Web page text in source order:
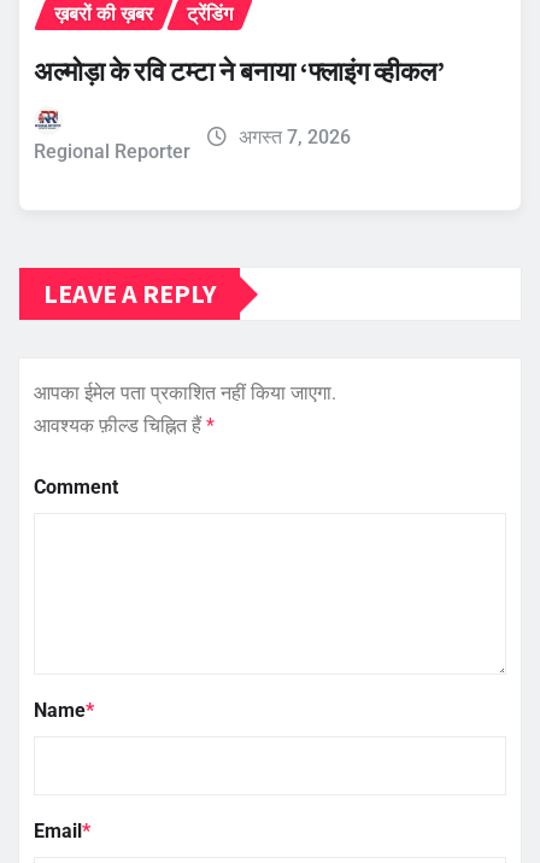
ख़बरों की ख़बर ट्रेंडिंग
अल्मोड़ा के रवि टम्टा ने बनाया ‘फ्लाइंग व्हीकल’
Regional Reporter
अगस्त 7, 2026
LEAVE A REPLY
आपका ईमेल पता प्रकाशित नहीं किया जाएगा.
आवश्यक फ़ील्ड चिह्नित हैं *
Comment
Name*
Email*